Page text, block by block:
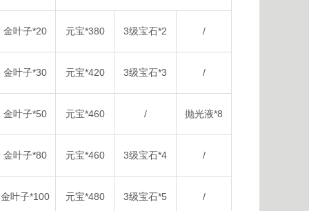
金叶子*20 元宝*380 3级宝石*2 /
金叶子*30 元宝*420 3级宝石*3 /
金叶子*50 元宝*460 / 抛光液*8
金叶子*80 元宝*460 3级宝石*4 /
金叶子*100 元宝*480 3级宝石*5 /